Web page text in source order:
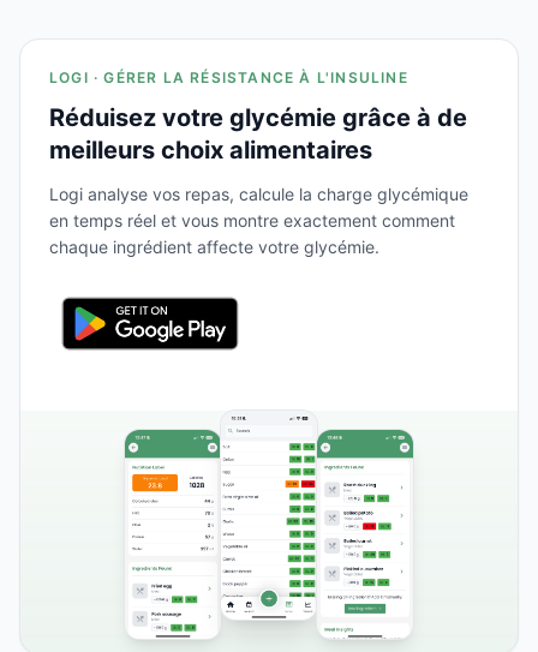
LOGI · GÉRER LA RÉSISTANCE À L'INSULINE
Réduisez votre glycémie grâce à de
meilleurs choix alimentaires
Logi analyse vos repas, calcule la charge glycémique
en temps réel et vous montre exactement comment
chaque ingrédient affecte votre glycémie.